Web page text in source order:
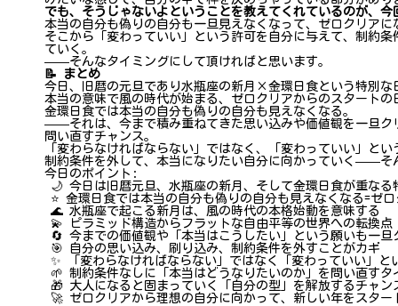
でも、そうじゃないよということを教えてくれているのが、
本当の自分も偽りの自分も一旦見えなくなって、ゼロクリアに
そこから「変わっていい」という許可を自分に与えて、制約
ていく。
——そんなタイミングにして頂ければと思います。
📝 まとめ
今日、旧暦の元旦であり水瓶座の新月×金環日食という特別な
本当の意味で風の時代が始まる、ゼロクリアからのスタートの
金環日食では本当の自分も偽りの自分も見えなくなる。
——それは、今まで積み重ねてきた思い込みや価値観を一旦ク
問い直すチャンス。
「変わらなければならない」ではなく、「変わっていい」と
制約条件を外して、本当になりたい自分に向かっていく——そ
今日のポイント:
🌙 今日は旧暦元旦、水瓶座の新月、そして金環日食が重なる
⭐ 金環日食では本当の自分も偽りの自分も見えなくなる=ゼ
🌊 水瓶座で起こる新月は、風の時代の本格始動を意味する
💫 ピラミッド構造からフラットな自由平等の世界への転換点
🔄 今までの価値観や「本当はこうしたい」という願いも一旦
🎯 自分の思い込み、刷り込み、制約条件を外すことがカギ
✨ 「変わらなければならない」ではなく「変わっていい」と
🌱 制約条件なしに「本当はどうなりたいのか」を問い直すタ
🎁 大人になると固まっていく「自分の型」を解放するチャン
🚀 ゼロクリアから理想の自分に向かって、新しい年をスター